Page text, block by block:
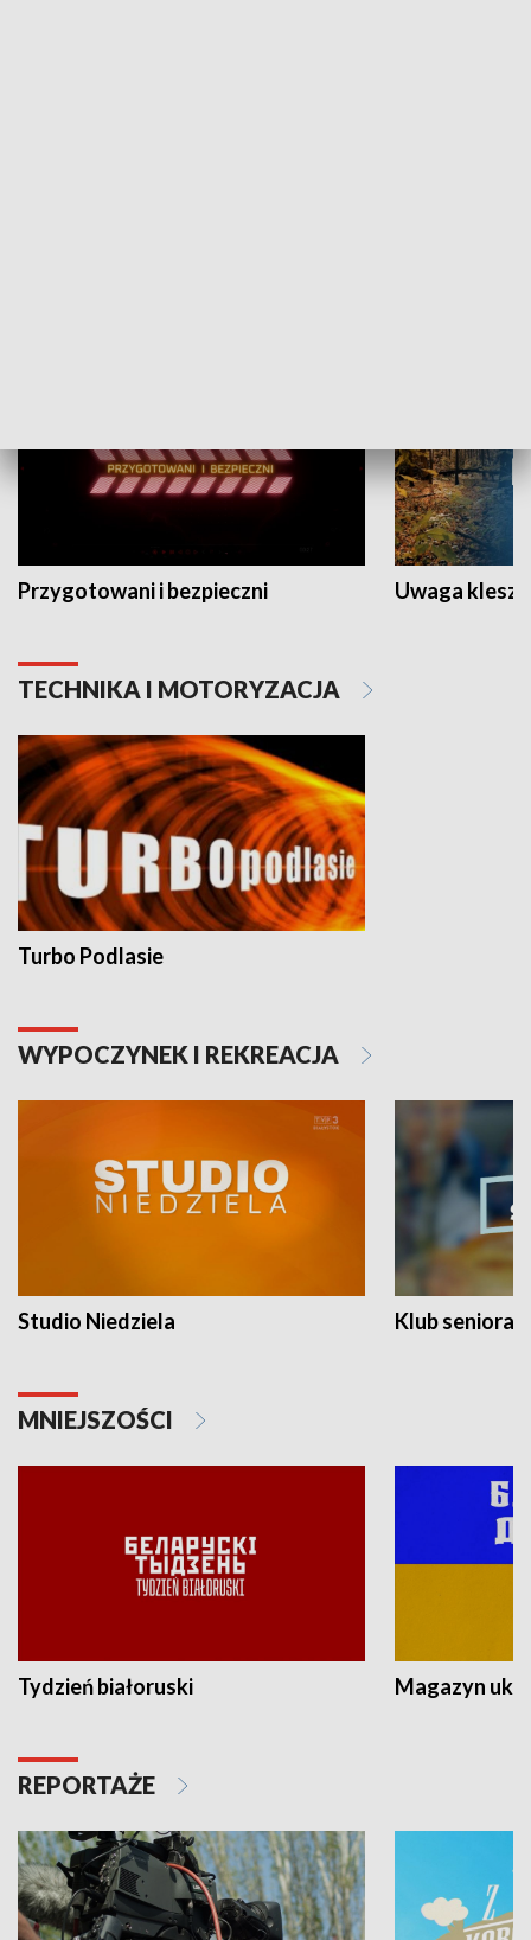
Przygotowani i bezpieczni Uwaga
TECHNIKA I MOTORYZACJA
Turbo Podlasie
WYPOCZYNEK I REKREACJA
Studio Niedziela Klub seniora
MNIEJSZOŚCI
Tydzień białoruski Magazyn
REPORTAŻE